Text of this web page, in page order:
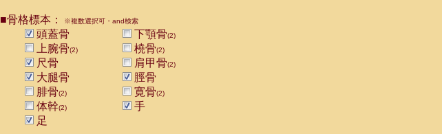
■骨格標本： ※複数選択可・and検索
頭蓋骨 下顎骨(2)
上腕骨(2) 橈骨(2)
尺骨 肩甲骨(2)
大腿骨
脛骨
腓骨(2) 寛骨(2)
体幹(2)
手
足